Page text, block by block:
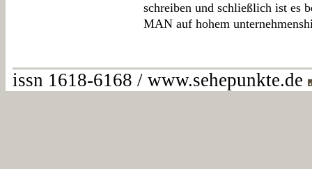
schreiben und schließlich ist es
MAN auf hohem
issn 1618-6168 / www.sehepunkte.de